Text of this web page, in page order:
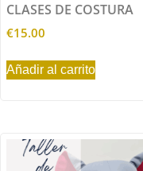
CLASES DE COSTURA
€15.00
Añadir al carrito